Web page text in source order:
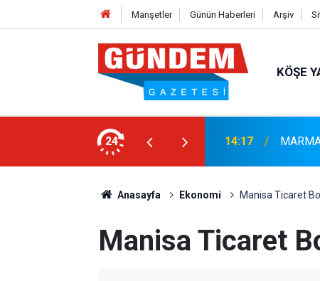
Manşetler Günün Haberleri Arşiv
KÖŞE
24
9 Bin 500 Yolcu ve Mürettebat
14:17
Anasayfa Ekonomi Manisa Ticaret
Manisa Ticaret